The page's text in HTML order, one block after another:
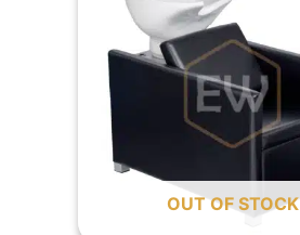
OUT OF STOCK
1.008,11€.
705,68€.